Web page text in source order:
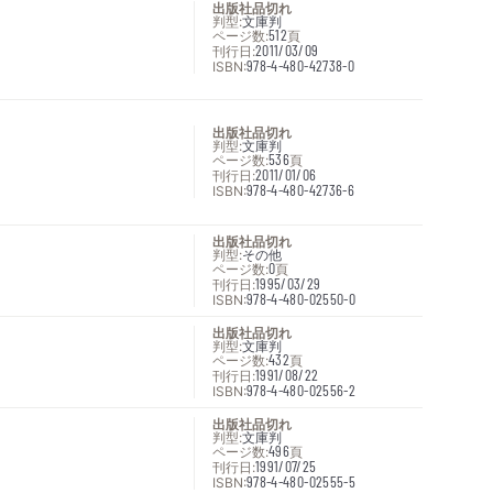
出版社品切れ
判型:文庫判
ページ数:512頁
刊行日:2011/03/09
ISBN:978-4-480-42738-0
出版社品切れ
判型:文庫判
ページ数:536頁
刊行日:2011/01/06
ISBN:978-4-480-42736-6
出版社品切れ
判型:その他
ページ数:0頁
刊行日:1995/03/29
ISBN:978-4-480-02550-0
出版社品切れ
判型:文庫判
ページ数:432頁
刊行日:1991/08/22
ISBN:978-4-480-02556-2
出版社品切れ
判型:文庫判
ページ数:496頁
刊行日:1991/07/25
ISBN:978-4-480-02555-5